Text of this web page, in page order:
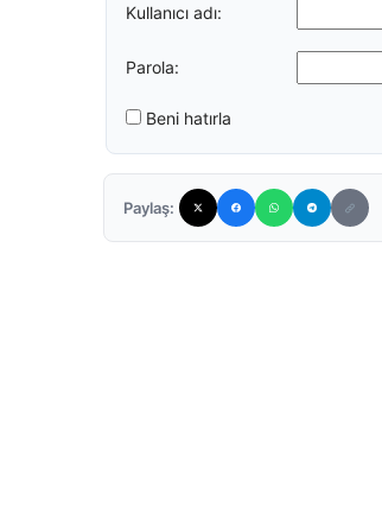
Kullanıcı adı:
Parola:
Beni hatırla
Paylaş: